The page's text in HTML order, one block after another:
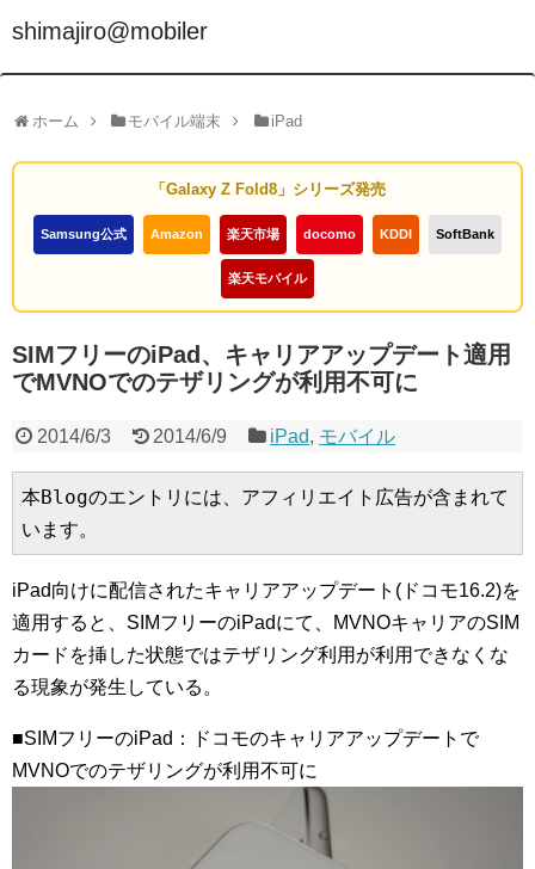
shimajiro@mobiler
ホーム モバイル端末 iPad
「Galaxy Z Fold8」シリーズ発売
Samsung公式 Amazon 楽天市場 docomo KDDI SoftBank
楽天モバイル
SIMフリーのiPad、キャリアアップデート適用
でMVNOでのテザリングが利用不可に
2014/6/3 2014/6/9 iPad, モバイル
本Blogのエントリには、アフィリエイト広告が含まれて
います。
iPad向けに配信されたキャリアアップデート(ドコモ16.2)を
適用すると、SIMフリーのiPadにて、MVNOキャリアのSIM
カードを挿した状態ではテザリング利用が利用できなくな
る現象が発生している。
■SIMフリーのiPad：ドコモのキャリアアップデートで
MVNOでのテザリングが利用不可に